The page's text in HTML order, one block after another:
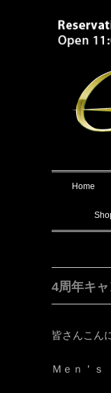
Home
4周年キ
皆さんこん
Ｍｅｎ＇